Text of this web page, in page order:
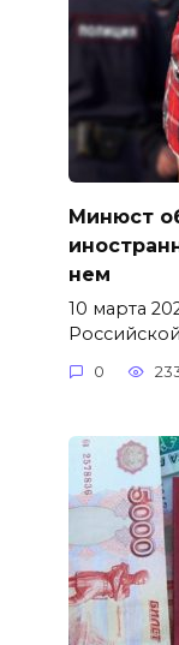
Минюст
нем
10 марта
Российской
0